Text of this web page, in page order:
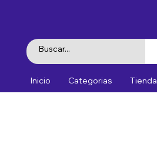
Inicio Categorias Tienda